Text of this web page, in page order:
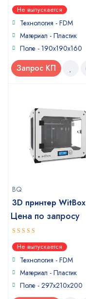
5out of 5
Не выпускается
Технология - FDM
Материал - Пластик
Поле - 190x190x160
Запрос КП
BQ
3D принтер WitBox
Цена по запросу
5out of 5
Не выпускается
Технология - FDM
Материал - Пластик
Поле - 297x210x200